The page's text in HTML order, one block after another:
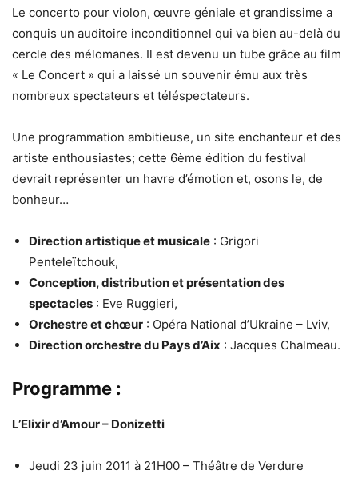
Le concerto pour violon, œuvre géniale et grandissime a
conquis un auditoire inconditionnel qui va bien au-delà du
cercle des mélomanes. Il est devenu un tube grâce au film
« Le Concert » qui a laissé un souvenir ému aux très
nombreux spectateurs et téléspectateurs.
Une programmation ambitieuse, un site enchanteur et des
artiste enthousiastes; cette 6ème édition du festival
devrait représenter un havre d’émotion et, osons le, de
bonheur…
Direction artistique et musicale : Grigori
Penteleïtchouk,
Conception, distribution et présentation des
spectacles : Eve Ruggieri,
Orchestre et chœur : Opéra National d’Ukraine – Lviv,
Direction orchestre du Pays d’Aix : Jacques Chalmeau.
Programme :
L’Elixir d’Amour – Donizetti
Jeudi 23 juin 2011 à 21H00 – Théâtre de Verdure